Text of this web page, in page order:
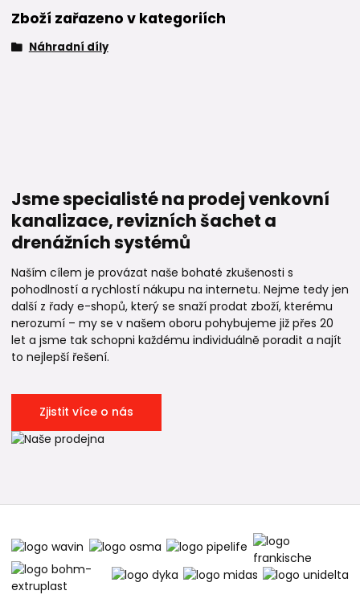
Zboží zařazeno v kategoriích
Náhradní díly
Jsme specialisté na prodej venkovní
kanalizace, revizních šachet a
drenážních systémů
Naším cílem je provázat naše bohaté zkušenosti s
pohodlností a rychlostí nákupu na internetu. Nejme tedy jen
další z řady e-shopů, který se snaží prodat zboží, kterému
nerozumí – my se v našem oboru pohybujeme již přes 20
let a jsme tak schopni každému individuálně poradit a najít
to nejlepší řešení.
Zjistit více o nás